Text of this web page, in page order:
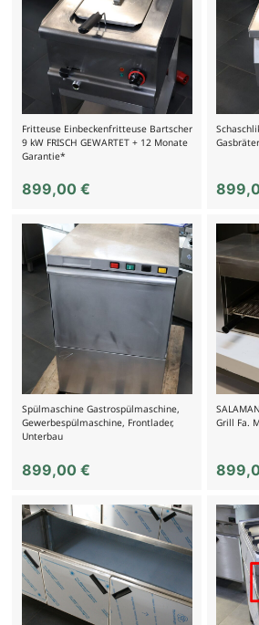
Fritteuse Einbeckenfritteuse Bartscher
9 kW FRISCH GEWARTET + 12 Monate
Garantie*
899,00 €
Spülmaschine Gastrospülmaschine,
Gewerbespülmaschine, Frontlader,
Unterbau
899,00 €
Grill Fa.